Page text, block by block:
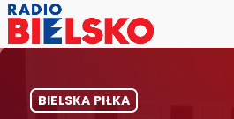
BIELSKA PIŁKA